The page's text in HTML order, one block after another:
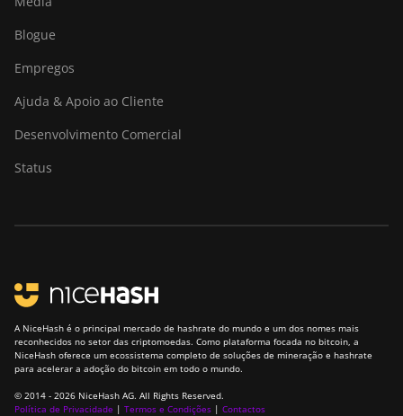
Blogue
Empregos
Ajuda & Apoio ao Cliente
Desenvolvimento Comercial
Status
A NiceHash é o principal mercado de hashrate do mundo e um dos nomes mais
reconhecidos no setor das criptomoedas. Como plataforma focada no bitcoin, a
NiceHash oferece um ecossistema completo de soluções de mineração e hashrate
para acelerar a adoção do bitcoin em todo o mundo.
© 2014 - 2026 NiceHash AG. All Rights Reserved.
Política de Privacidade | Termos e Condições | Contactos